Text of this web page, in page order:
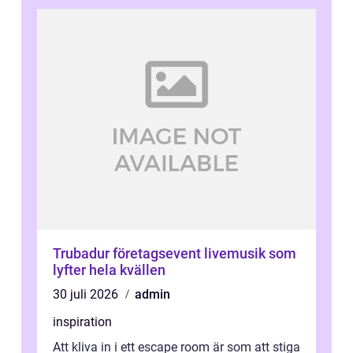
Trubadur företagsevent livemusik som
lyfter hela kvällen
30 juli 2026
admin
inspiration
Att kliva in i ett escape room är som att stiga